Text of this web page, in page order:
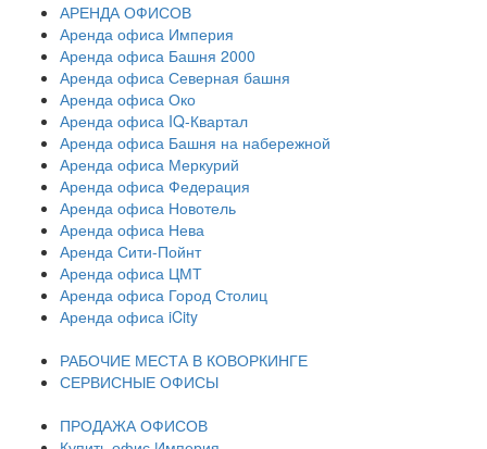
АРЕНДА ОФИСОВ
Аренда офиса Империя
Аренда офиса Башня 2000
Аренда офиса Северная башня
Аренда офиса Око
Аренда офиса IQ-Квартал
Аренда офиса Башня на набережной
Аренда офиса Меркурий
Аренда офиса Федерация
Аренда офиса Новотель
Аренда офиса Нева
Аренда Сити-Пойнт
Аренда офиса ЦМТ
Аренда офиса Город Столиц
Аренда офиса iCity
РАБОЧИЕ МЕСТА В КОВОРКИНГЕ
СЕРВИСНЫЕ ОФИСЫ
ПРОДАЖА ОФИСОВ